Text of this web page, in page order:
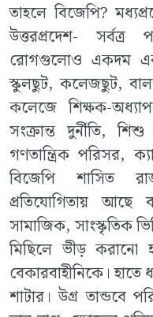
তাহলে বিজেপি?
উত্তরপ্রদেশ- সর্বত্র
রোগগুলোও একদম
স্কুলছুট, কলেজছুট,
কলেজে শিক্ষক-
সংক্রান্ত দুর্নীতি,
গণতান্ত্রিক পরিসর,
বিজেপি শাসিত
প্রতিযোগিতায় আছে
সামাজিক, সাংস্কৃতিক
মিছিলে ভীড় করানো
বেকারবাহীনিকে।
শাটার। উগ্র তান্ডবে